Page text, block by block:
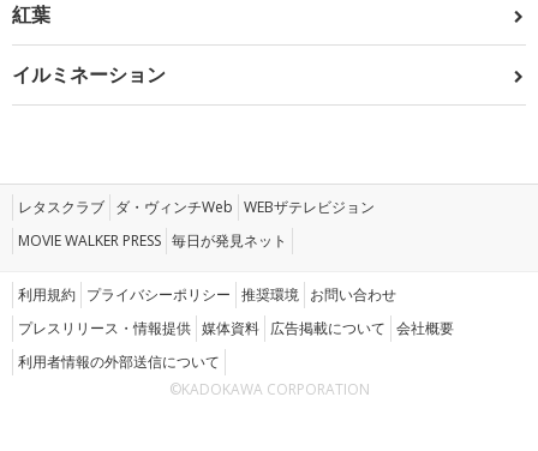
紅葉
イルミネーション
レタスクラブ ダ・ヴィンチWeb WEBザテレビジョン
MOVIE WALKER PRESS 毎日が発見ネット
利用規約 プライバシーポリシー 推奨環境 お問い合わせ
プレスリリース・情報提供 媒体資料 広告掲載について 会社概要
利用者情報の外部送信について
©KADOKAWA CORPORATION